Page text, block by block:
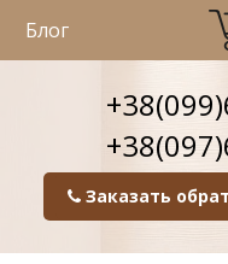
Блог
Заказать